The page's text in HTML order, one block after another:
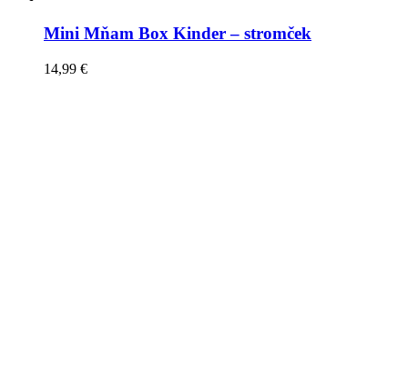
Mini Mňam Box Kinder – stromček
14,99 €